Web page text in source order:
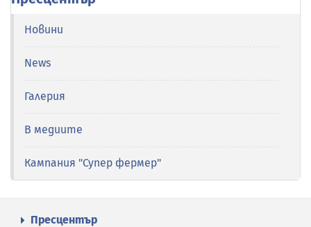
Новини
News
Галерия
В медиите
Кампания "Супер фермер"
Пресцентър